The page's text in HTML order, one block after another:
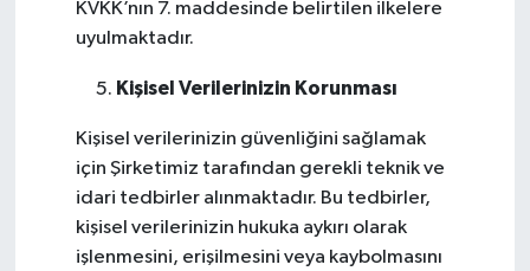
KVKK’nın 7. maddesinde belirtilen ilkelere
uyulmaktadır.
Kişisel Verilerinizin Korunması
Kişisel verilerinizin güvenliğini sağlamak
için Şirketimiz tarafından gerekli teknik ve
idari tedbirler alınmaktadır. Bu tedbirler,
kişisel verilerinizin hukuka aykırı olarak
işlenmesini, erişilmesini veya kaybolmasını